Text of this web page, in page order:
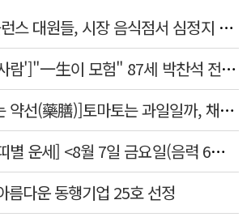
달서소방서 펌뷸런스 대원들, 시장 음식점서 심정지 환자 생명 살려
[털보기자의 '그사람']"一生이 모험" 87세 박찬석 전 경북대 총장
[이야기로 만나는 약선(藥膳)]토마토는 과일일까, 채소일까
[더사주 오늘의 띠별 운세] <8월 7일 금요일(음력 6월25일)>
름다운 동행기업 25호 선정